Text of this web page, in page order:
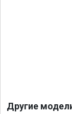
Другие